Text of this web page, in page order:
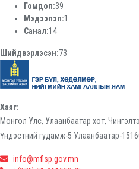
Гомдол:39
Мэдээлэл:1
Санал:14
Шийдвэрлэсэн:73
Хаяг:
Монгол Улс, Улаанбаатар хот,
Үндэстний гудамж-5 Улаанбаатар-
info@mflsp.gov.mn